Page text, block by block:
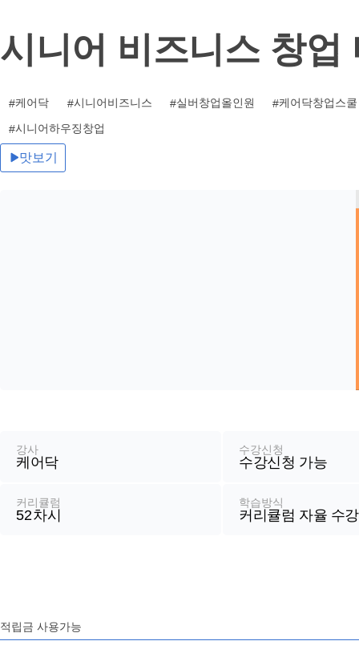
시니어 비즈니스 창업
케어닥 시니어비즈니스 실버창업올인원
케어닥창업스쿨
시니어하우징창업
맛보기
강사
케어닥
수강신청
수강신청 가능
커리큘럼
52차시
학습방식
커리큘럼 자율 수
적립금 사용가능